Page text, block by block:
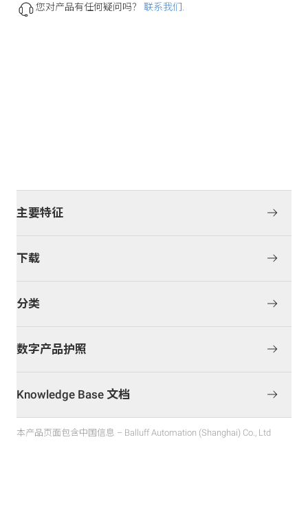
您对产品有任何疑问吗？ 联系我们.
主要特征
下载
分类
数字产品护照
Knowledge Base 文档
本产品页面包含中国信息 – Balluff Automation (Shanghai) Co., Ltd